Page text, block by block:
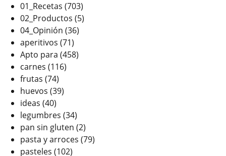
01_Recetas (703)
02_Productos (5)
04_Opinión (36)
aperitivos (71)
Apto para (458)
carnes (116)
frutas (74)
huevos (39)
ideas (40)
legumbres (34)
pan sin gluten (2)
pasta y arroces (79)
pasteles (102)